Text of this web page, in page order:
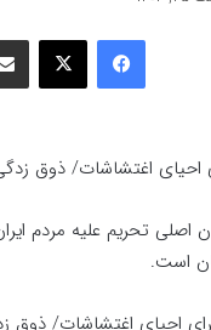
فیسبوک ایکس
احیای اغتشاشات/ ذوق
اصلی تحریم علیه مردم